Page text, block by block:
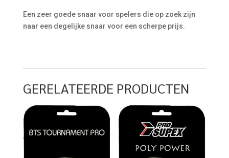
Een zeer goede snaar voor spelers die op zoek zijn
naar een degelijke snaar voor een scherpe prijs.
GERELATEERDE PRODUCTEN